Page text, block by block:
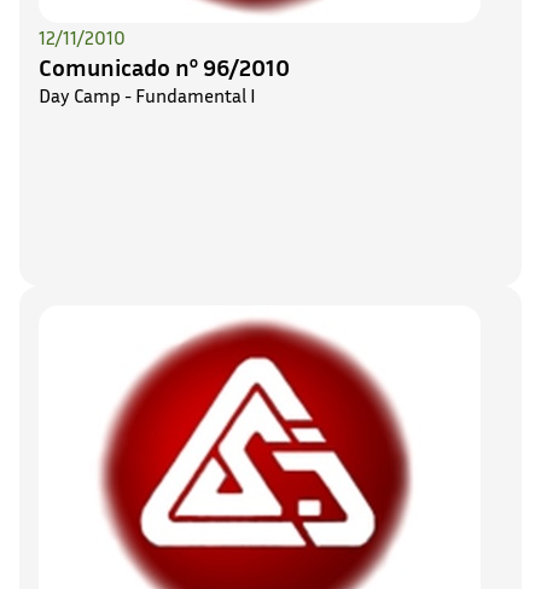
12/11/2010
Comunicado nº 96/2010
Day Camp - Fundamental I